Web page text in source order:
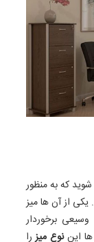
که به ‌منظور
از آن‌ ها میز
برخوردار
ایننوع میزرا